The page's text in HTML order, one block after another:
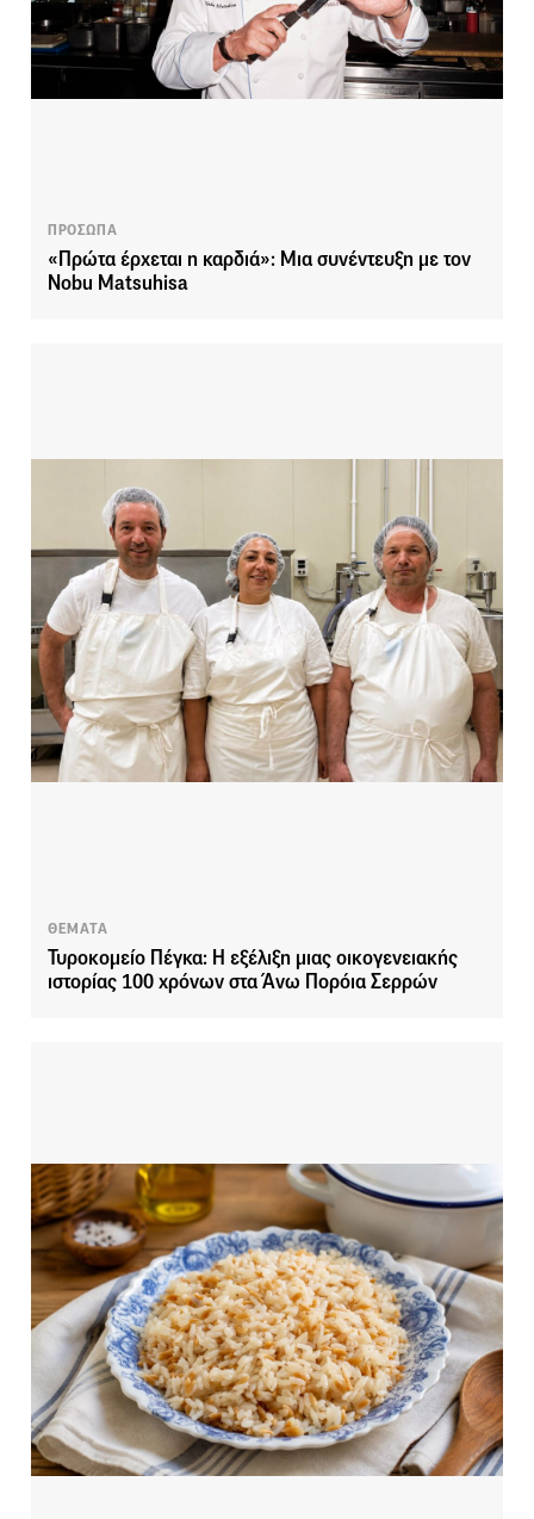
ΠΡΟΣΩΠΑ
«Πρώτα έρχεται η καρδιά»: Μια συνέντευξη με τον
Nobu Matsuhisa
ΘΕΜΑΤΑ
Τυροκομείο Πέγκα: Η εξέλιξη μιας οικογενειακής
ιστορίας 100 χρόνων στα Άνω Πορόια Σερρών